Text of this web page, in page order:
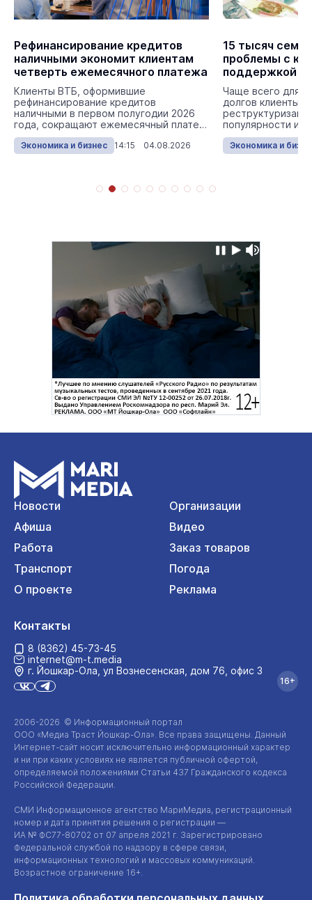
Рефинансирование кредитов
наличными экономит клиентам
четверть ежемесячного платежа
Клиенты ВТБ, оформившие
рефинансирование кредитов
наличными в первом полугодии 2026
года, сокращают ежемесячный платеж
в среднем на 25% – с 56 до ...
Экономика и бизнес 14:15 04.08.2026
15 тысяч
проблемы с
поддержкой
банка
Чаще всего для
долгов клиенты
популярности
ипотечные
Экономика и
Новости
Организации
Афиша
Видео
Работа
Заказ товаров
Транспорт
Погода
О проекте
Реклама
2006-2026 © Информационный портал
ООО «Медиа Траст Йошкар-Ола». Все права защищены. Данный
Интернет-сайт носит исключительно информационный характер
и ни при каких условиях не является публичной офертой,
определяемой положениями Статьи 437 Гражданского кодекса
Российской Федерации.
СМИ Информационное агентство МариМедиа, регистрационный
номер и дата принятия решения о регистрации —
ИА № ФС77-80702 от 07 апреля 2021 г. Зарегистрировано
Федеральной службой по надзору в сфере связи,
информационных технологий и массовых коммуникаций.
Возрастное ограничение 16+.
Контакты
8 (8362) 45-73-45
internet@m-t.media
г. Йошкар‑Ола, ул Вознесенская, дом 76, офис 3
16+